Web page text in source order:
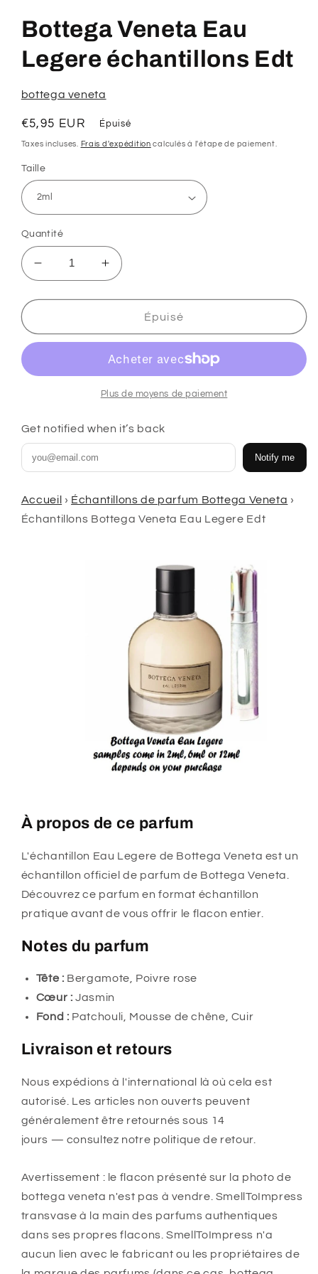
média
dans
une
fenêtre
modale
Bottega Veneta Eau
Legere échantillons Edt
bottega veneta
Prix
habituel
€5,95 EUR Épuisé
Taxes incluses. Frais d'expédition calculés à l'étape de paiement.
Taille
Quantité
Réduire
la
quantité
Bottega
Veneta
Legere
échantillons
Augmenter
la
quantité
Bottega
Eau
Legere
échantillons
Épuisé
Plus de moyens de paiement
Get notified when it’s back
Notify me
Accueil › Échantillons de parfum Bottega Veneta ›
Échantillons Bottega Veneta Eau Legere Edt
À propos de ce parfum
L'échantillon Eau Legere de Bottega Veneta est un
échantillon officiel de parfum de Bottega Veneta.
Découvrez ce parfum en format échantillon
pratique avant de vous offrir le flacon entier.
Notes du parfum
Tête : Bergamote, Poivre rose
Cœur : Jasmin
Fond : Patchouli, Mousse de chêne, Cuir
Livraison et retours
Nous expédions à l'international là où cela est
autorisé. Les articles non ouverts peuvent
généralement être retournés sous 14
jours — consultez notre politique de retour.
Avertissement : le flacon présenté sur la photo de
bottega veneta n'est pas à vendre. SmellToImpress
transvase à la main des parfums authentiques
dans ses propres flacons. SmellToImpress n'a
aucun lien avec le fabricant ou les propriétaires de